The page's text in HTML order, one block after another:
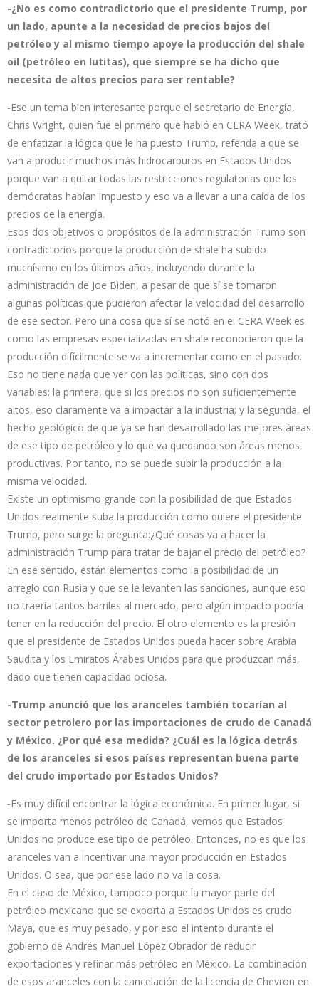
-¿No es como contradictorio que el presidente Trump, por
un lado, apunte a la necesidad de precios bajos del
petróleo y al mismo tiempo apoye la producción del shale
oil (petróleo en lutitas), que siempre se ha dicho que
necesita de altos precios para ser rentable?
-Ese un tema bien interesante porque el secretario de Energía,
Chris Wright, quien fue el primero que habló en CERA Week, trató
de enfatizar la lógica que le ha puesto Trump, referida a que se
van a producir muchos más hidrocarburos en Estados Unidos
porque van a quitar todas las restricciones regulatorias que los
demócratas habían impuesto y eso va a llevar a una caída de los
precios de la energía.
Esos dos objetivos o propósitos de la administración Trump son
contradictorios porque la producción de shale ha subido
muchísimo en los últimos años, incluyendo durante la
administración de Joe Biden, a pesar de que sí se tomaron
algunas políticas que pudieron afectar la velocidad del desarrollo
de ese sector. Pero una cosa que sí se notó en el CERA Week es
como las empresas especializadas en shale reconocieron que la
producción difícilmente se va a incrementar como en el pasado.
Eso no tiene nada que ver con las políticas, sino con dos
variables: la primera, que si los precios no son suficientemente
altos, eso claramente va a impactar a la industria; y la segunda, el
hecho geológico de que ya se han desarrollado las mejores áreas
de ese tipo de petróleo y lo que va quedando son áreas menos
productivas. Por tanto, no se puede subir la producción a la
misma velocidad.
Existe un optimismo grande con la posibilidad de que Estados
Unidos realmente suba la producción como quiere el presidente
Trump, pero surge la pregunta:¿Qué cosas va a hacer la
administración Trump para tratar de bajar el precio del petróleo?
En ese sentido, están elementos como la posibilidad de un
arreglo con Rusia y que se le levanten las sanciones, aunque eso
no traería tantos barriles al mercado, pero algún impacto podría
tener en la reducción del precio. El otro elemento es la presión
que el presidente de Estados Unidos pueda hacer sobre Arabia
Saudita y los Emiratos Árabes Unidos para que produzcan más,
dado que tienen capacidad ociosa.
-Trump anunció que los aranceles también tocarían al
sector petrolero por las importaciones de crudo de Canadá
y México. ¿Por qué esa medida? ¿Cuál es la lógica detrás
de los aranceles si esos países representan buena parte
del crudo importado por Estados Unidos?
-Es muy difícil encontrar la lógica económica. En primer lugar, si
se importa menos petróleo de Canadá, vemos que Estados
Unidos no produce ese tipo de petróleo. Entonces, no es que los
aranceles van a incentivar una mayor producción en Estados
Unidos. O sea, que por ese lado no va la cosa.
En el caso de México, tampoco porque la mayor parte del
petróleo mexicano que se exporta a Estados Unidos es crudo
Maya, que es muy pesado, y por eso el intento durante el
gobierno de Andrés Manuel López Obrador de reducir
exportaciones y refinar más petróleo en México. La combinación
de esos aranceles con la cancelación de la licencia de Chevron en